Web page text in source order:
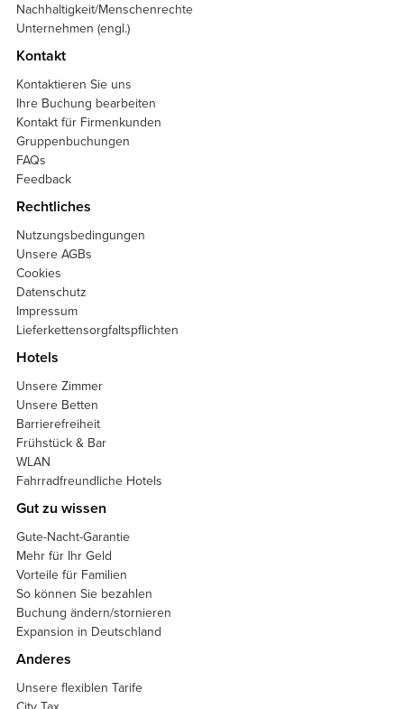
Nachhaltigkeit/Menschenrechte
Unternehmen (engl.)
Kontakt
Kontaktieren Sie uns
Ihre Buchung bearbeiten
Kontakt für Firmenkunden
Gruppenbuchungen
FAQs
Feedback
Rechtliches
Nutzungsbedingungen
Unsere AGBs
Cookies
Datenschutz
Impressum
Lieferkettensorgfaltspflichten
Hotels
Unsere Zimmer
Unsere Betten
Barrierefreiheit
Frühstück & Bar
WLAN
Fahrradfreundliche Hotels
Gut zu wissen
Gute-Nacht-Garantie
Mehr für Ihr Geld
Vorteile für Familien
So können Sie bezahlen
Buchung ändern/stornieren
Expansion in Deutschland
Anderes
Unsere flexiblen Tarife